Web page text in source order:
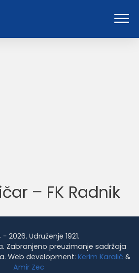
– FK Radnik
2026. Udruženje 1921.
Zabranjeno preuzimanje sadržaja
Web development: Kerim Karalić &
Amir Zec